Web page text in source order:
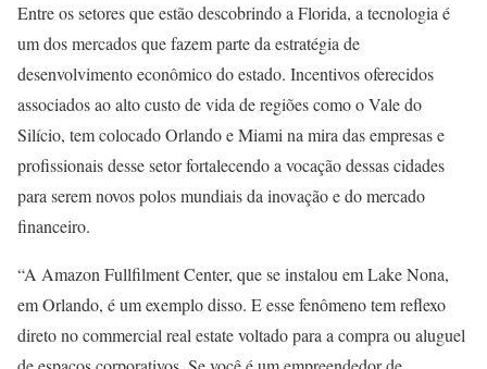
Entre os setores que estão descobrindo a Florida, a tecnologia é
um dos mercados que fazem parte da estratégia de
desenvolvimento econômico do estado. Incentivos oferecidos
associados ao alto custo de vida de regiões como o Vale do
Silício, tem colocado Orlando e Miami na mira das empresas e
profissionais desse setor fortalecendo a vocação dessas cidades
para serem novos polos mundiais da inovação e do mercado
financeiro.
“A Amazon Fullfilment Center, que se instalou em Lake Nona,
em Orlando, é um exemplo disso. E esse fenômeno tem reflexo
direto no commercial real estate voltado para a compra ou aluguel